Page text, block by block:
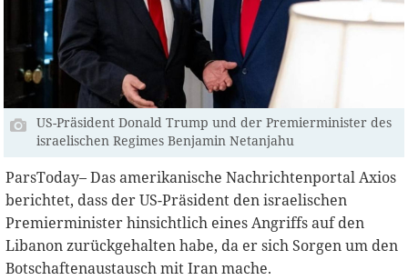
US-Präsident Donald Trump und der Premierminister des
israelischen Regimes Benjamin Netanjahu
ParsToday– Das amerikanische Nachrichtenportal Axios
berichtet, dass der US-Präsident den israelischen
Premierminister hinsichtlich eines Angriffs auf den
Libanon zurückgehalten habe, da er sich Sorgen um den
Botschaftenaustausch mit Iran mache.